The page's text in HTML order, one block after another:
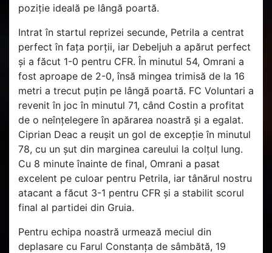
poziție ideală pe lângă poartă.
Intrat în startul reprizei secunde, Petrila a centrat
perfect în fața porții, iar Debeljuh a apărut perfect
și a făcut 1-0 pentru CFR. În minutul 54, Omrani a
fost aproape de 2-0, însă mingea trimisă de la 16
metri a trecut puțin pe lângă poartă. FC Voluntari a
revenit în joc în minutul 71, când Costin a profitat
de o neînțelegere în apărarea noastră și a egalat.
Ciprian Deac a reușit un gol de excepție în minutul
78, cu un șut din marginea careului la colțul lung.
Cu 8 minute înainte de final, Omrani a pasat
excelent pe culoar pentru Petrila, iar tânărul nostru
atacant a făcut 3-1 pentru CFR și a stabilit scorul
final al partidei din Gruia.
Pentru echipa noastră urmează meciul din
deplasare cu Farul Constanța de sâmbătă, 19